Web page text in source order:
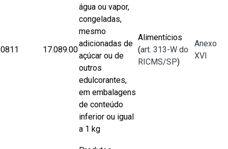
0811 17.089.00
água ou vapor,
congeladas,
mesmo
adicionadas de
açúcar ou de
outros
edulcorantes,
em embalagens
de conteúdo
inferior ou igual
a 1 kg
Alimentícios
(art. 313-W do
RICMS/SP)
Anexo
XVI